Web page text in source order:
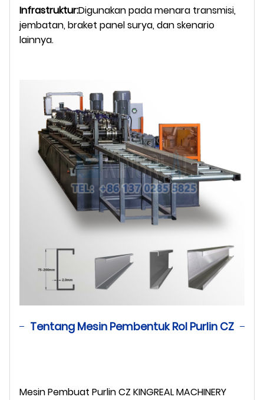
Infrastruktur:Digunakan pada menara transmisi,
jembatan, braket panel surya, dan skenario
lainnya.
Tentang Mesin Pembentuk Rol Purlin CZ
Mesin Pembuat Purlin CZ KINGREAL MACHINERY